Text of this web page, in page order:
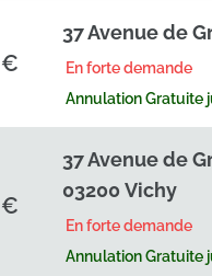
€
37 Avenue de
En forte demande
Annulation Gratuite
€
37 Avenue de
03200 Vichy
En forte demande
Annulation Gratuite